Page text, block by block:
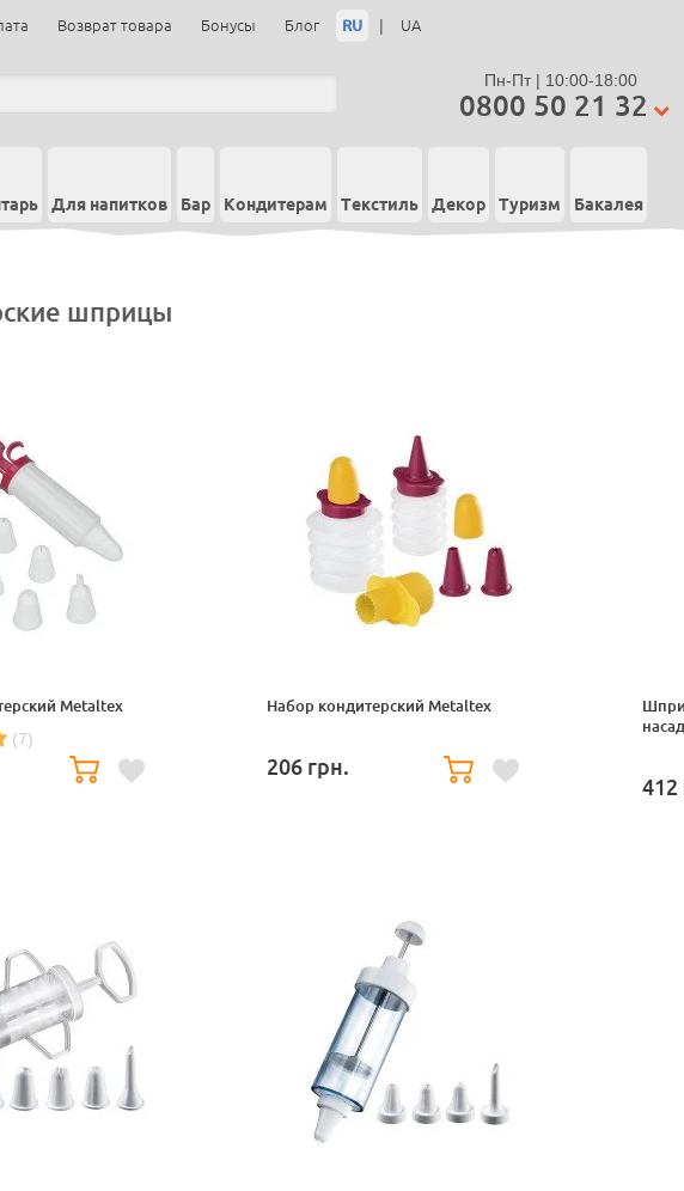
Возврат товара Бонусы Блог RU | UA
Пн-Пт | 10:00-18:00
0800 50 21 32
Для напитков Бар Кондитерам Текстиль Декор Туризм Бакалея
шприцы
Metaltex
(7)
Набор кондитерский Metaltex
206 грн.
412